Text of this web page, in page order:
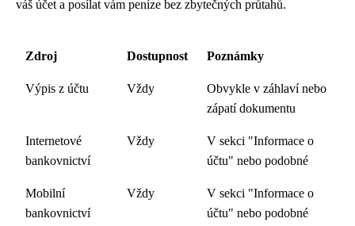
váš účet a posílat vám peníze bez zbytečných průtahů.
Zdroj Dostupnost Poznámky
Výpis z účtu Vždy
Obvykle v záhlaví nebo
zápatí dokumentu
Internetové
bankovnictví
Vždy
V sekci "Informace o
účtu" nebo podobné
Mobilní
bankovnictví
Vždy
V sekci "Informace o
účtu" nebo podobné